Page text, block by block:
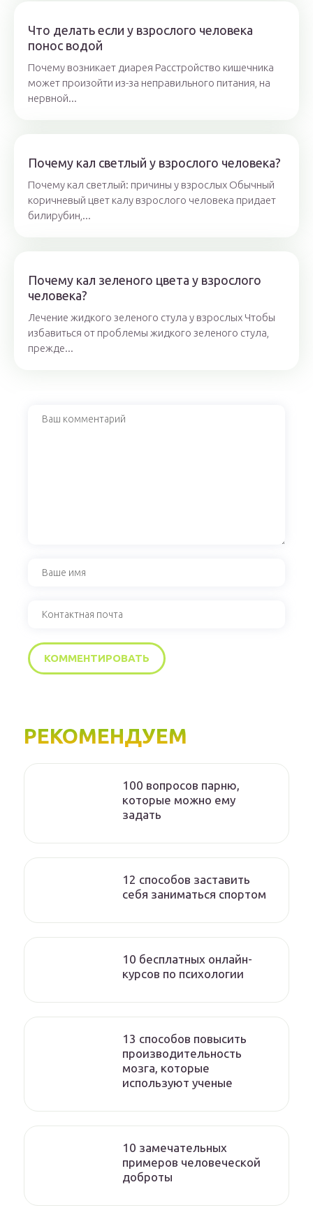
Что делать если у взрослого человека
понос водой
Почему возникает диарея Расстройство кишечника
может произойти из-за неправильного питания, на
нервной...
Почему кал светлый у взрослого человека?
Почему кал светлый: причины у взрослых Обычный
коричневый цвет калу взрослого человека придает
билирубин,...
Почему кал зеленого цвета у взрослого
человека?
Лечение жидкого зеленого стула у взрослых Чтобы
избавиться от проблемы жидкого зеленого стула,
прежде...
РЕКОМЕНДУЕМ
100 вопросов парню,
которые можно ему
задать
12 способов заставить
себя заниматься спортом
10 бесплатных онлайн-
курсов по психологии
13 способов повысить
производительность
мозга, которые
используют ученые
10 замечательных
примеров человеческой
доброты